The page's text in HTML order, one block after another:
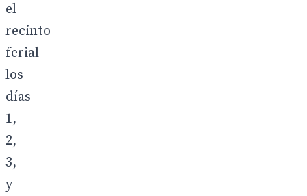
el
recinto
ferial
los
días
1,
2,
3,
y